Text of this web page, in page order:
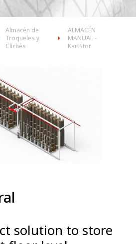
Almacén de
Troqueles y
Clichés
ALMACÉN
MANUAL -
KartStor
solution to store